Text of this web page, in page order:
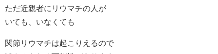
ただ近親者にリウマチの人が
いても、いなくても
関節リウマチは起こりえるので